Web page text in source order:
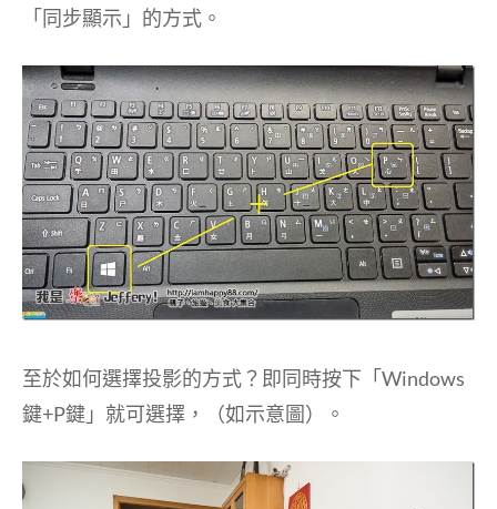
「同步顯示」的方式。
至於如何選擇投影的方式？即同時按下「Windows
鍵+P鍵」就可選擇，（如示意圖）。